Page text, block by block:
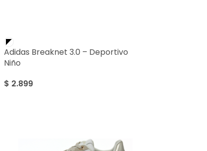
Adidas Breaknet 3.0 – Deportivo
Niño
$ 2.899